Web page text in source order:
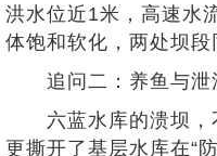
洪水位近1米，高速水
体饱和软化，两处坝段
追问二：养鱼与泄洪
六蓝水库的溃坝，
更撕开了基层水库在“